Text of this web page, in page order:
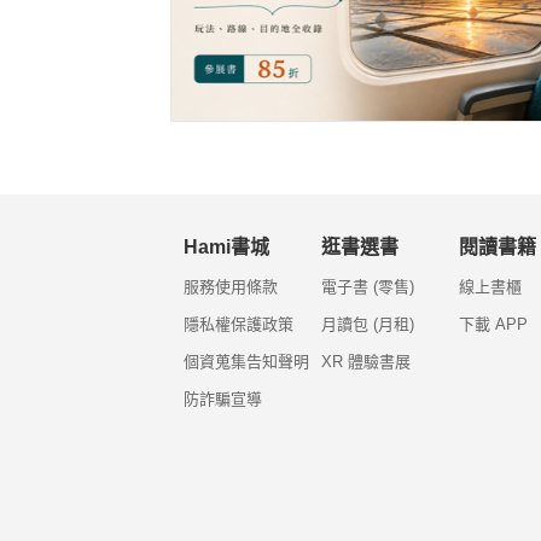
Hami書城
服務使用條款
隱私權保護政策
個資蒐集告知聲明
防詐騙宣導
逛書選書
電子書 (零售)
月讀包 (月租)
XR 體驗書展
閱讀書籍
線上書櫃
下載 APP